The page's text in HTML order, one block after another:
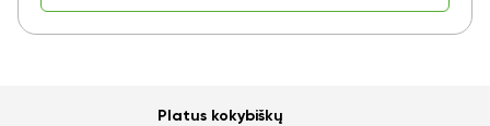
Platus kokybiškų